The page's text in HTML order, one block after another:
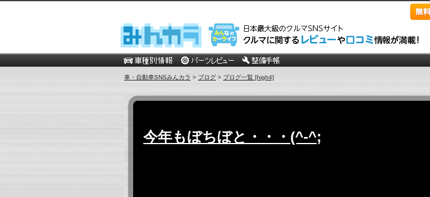
車・自動車SNSみんカラ > ブログ > ブログ一覧 [high4]
今年もぼちぼと・・・(^-^;